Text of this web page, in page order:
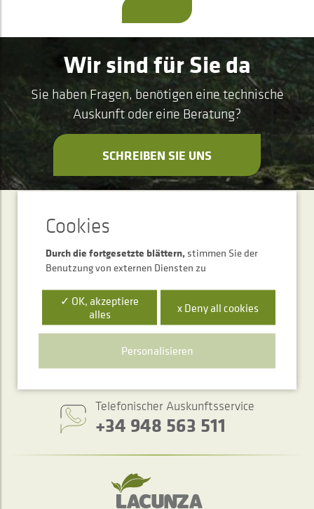
Wir sind für Sie da
Sie haben Fragen, benötigen eine technische
Auskunft oder eine Beratung?
SCHREIBEN SIE UNS
ABONNEMENT
Newsletter
SENDEN
Telefonischer Auskunftsservice
+34 948 563 511
Durch die fortgesetzte blättern, stimmen Sie der
Benutzung von externen Diensten zu
✓ OK, akzeptiere
alles
x Deny all cookies
Personalisieren